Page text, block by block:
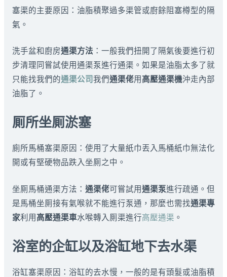
塞渠的主要原因：油脂積聚過多渠管或廚餘阻塞樽型的隔
氣。
洗手盆和廚房通渠方法：一般我們扭開了隔氣後要進行初
步清理同嘗試使用通渠泵進行通渠。如果是油脂太多了就
只能找我們的通渠公司我們通渠佬用 高壓通渠機沖走內部
油脂了。
厠所坐厠淤塞
廁所馬桶塞渠原因：使用了大量紙巾丟入馬桶紙巾無法化
開或有堅硬物品跌入坐厠之中。
坐厠馬桶通渠方法： 通渠佬可嘗試用通渠泵進行疏通。但
是馬桶坐厠接有氣喉就不能進行泵通，那麼也需找通渠專
家利用高壓通渠車水喉轉入厠渠進行高壓通渠 。
浴室的企缸以及浴缸地下去水渠
浴缸塞渠原因：浴缸的去水慢，一般的是有頭髮或油脂積